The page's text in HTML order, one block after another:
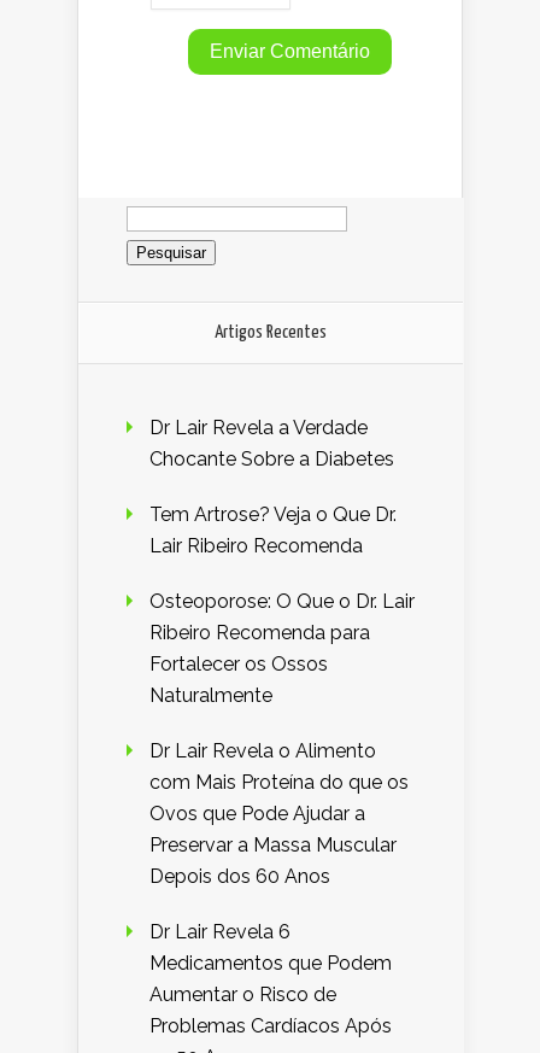
Pesquisar
por:
Artigos Recentes
Dr Lair Revela a Verdade
Chocante Sobre a Diabetes
Tem Artrose? Veja o Que Dr.
Lair Ribeiro Recomenda
Osteoporose: O Que o Dr. Lair
Ribeiro Recomenda para
Fortalecer os Ossos
Naturalmente
Dr Lair Revela o Alimento
com Mais Proteína do que os
Ovos que Pode Ajudar a
Preservar a Massa Muscular
Depois dos 60 Anos
Dr Lair Revela 6
Medicamentos que Podem
Aumentar o Risco de
Problemas Cardíacos Após